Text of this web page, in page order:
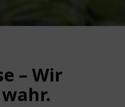
– Wir